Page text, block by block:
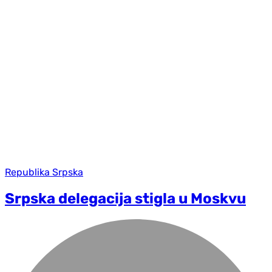
Republika Srpska
Srpska delegacija stigla u Moskvu